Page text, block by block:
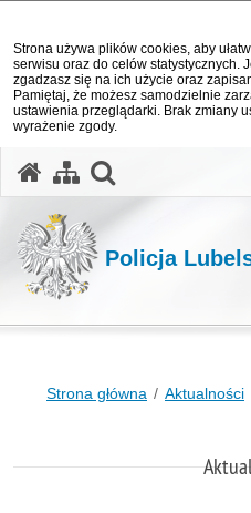
Strona używa plików cookies, aby
serwisu oraz do celów statystycznych.
zgadzasz się na ich użycie oraz
Pamiętaj, że możesz samodzielnie
ustawienia przeglądarki. Brak zmiany
wyrażenie zgody.
Policja
Strona główna Aktualności